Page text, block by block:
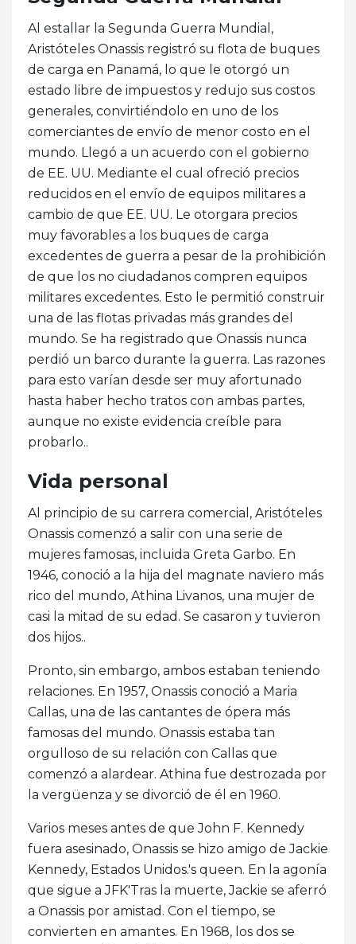
Al estallar la Segunda Guerra Mundial,
Aristóteles Onassis registró su flota de buques
de carga en Panamá, lo que le otorgó un
estado libre de impuestos y redujo sus costos
generales, convirtiéndolo en uno de los
comerciantes de envío de menor costo en el
mundo. Llegó a un acuerdo con el gobierno
de EE. UU. Mediante el cual ofreció precios
reducidos en el envío de equipos militares a
cambio de que EE. UU. Le otorgara precios
muy favorables a los buques de carga
excedentes de guerra a pesar de la prohibición
de que los no ciudadanos compren equipos
militares excedentes. Esto le permitió construir
una de las flotas privadas más grandes del
mundo. Se ha registrado que Onassis nunca
perdió un barco durante la guerra. Las razones
para esto varían desde ser muy afortunado
hasta haber hecho tratos con ambas partes,
aunque no existe evidencia creíble para
probarlo..
Vida personal
Al principio de su carrera comercial, Aristóteles
Onassis comenzó a salir con una serie de
mujeres famosas, incluida Greta Garbo. En
1946, conoció a la hija del magnate naviero más
rico del mundo, Athina Livanos, una mujer de
casi la mitad de su edad. Se casaron y tuvieron
dos hijos..
Pronto, sin embargo, ambos estaban teniendo
relaciones. En 1957, Onassis conoció a Maria
Callas, una de las cantantes de ópera más
famosas del mundo. Onassis estaba tan
orgulloso de su relación con Callas que
comenzó a alardear. Athina fue destrozada por
la vergüenza y se divorció de él en 1960.
Varios meses antes de que John F. Kennedy
fuera asesinado, Onassis se hizo amigo de Jackie
Kennedy, Estados Unidos.'s queen. En la agonía
que sigue a JFK'Tras la muerte, Jackie se aferró
a Onassis por amistad. Con el tiempo, se
convierten en amantes. En 1968, los dos se